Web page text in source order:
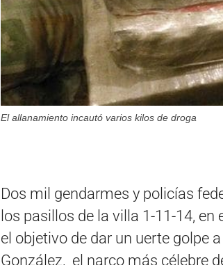
El allanamiento incautó varios kilos de droga
Dos mil gendarmes y policías
los pasillos de la villa 1-11-14,
el objetivo de dar un uerte golpe
González, el narco más célebre